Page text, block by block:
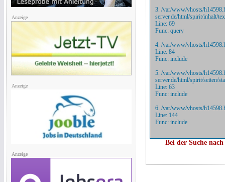
Anzeige
Anzeige
Anzeige
3. /var/www/vhosts/
server.de/html/spirit/inhalt/
Line: 69
Func: query
4. /var/www/vhosts/
Line: 84
Func: include
5. /var/www/vhosts/
server.de/html/spirit/seiten/
Line: 63
Func: include
6. /var/www/vhosts/
Line: 144
Func: include
Bei der Suche